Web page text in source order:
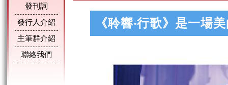
發刊詞
發行人介紹
主筆群介紹
聯絡我們
《聆響‧行歌》是一場